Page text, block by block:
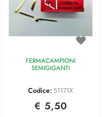
FERMACAMPIONI
SEMIGIGANTI
Codice: 51171X
€ 5,50